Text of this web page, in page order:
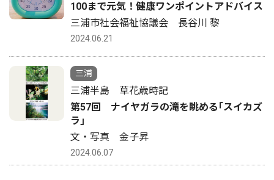
100まで元気！健康ワンポイントアドバイス
三浦市社会福祉協議会 長谷川 黎
2024.06.21
三浦
三浦半島 草花歳時記
第57回 ナイヤガラの滝を眺める｢スイカズ
ラ｣
文・写真 金子昇
2024.06.07